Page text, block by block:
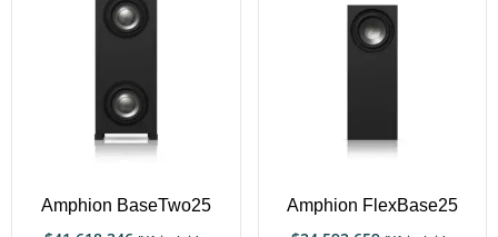
Amphion BaseTwo25 Amphion FlexBase25